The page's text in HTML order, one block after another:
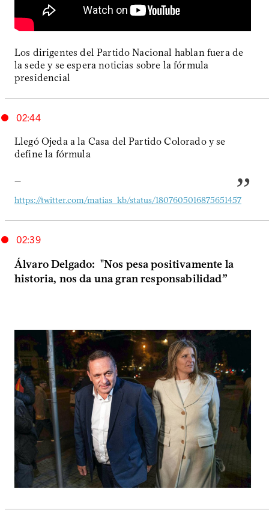
Los dirigentes del Partido Nacional hablan fuera de
la sede y se espera noticias sobre la fórmula
presidencial
02:44
Llegó Ojeda a la Casa del Partido Colorado y se
define la fórmula
—
https://twitter.com/matias_kb/status/1807605016875651457
02:39
Álvaro Delgado: "Nos pesa positivamente la
historia, nos da una gran responsabilidad”